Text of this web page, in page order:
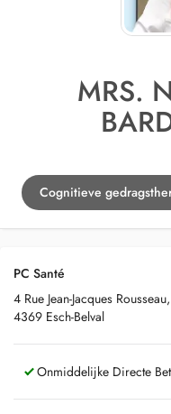
MRS.
Cognitieve
PC Santé
4 Rue Jean-Jacques Rousseau,
4369 Esch-Belval
Onmiddelijke Directe